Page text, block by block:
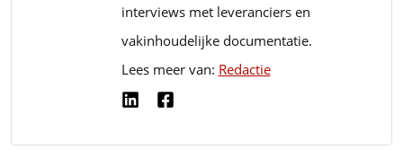
interviews met leveranciers en
vakinhoudelijke documentatie.
Lees meer van: Redactie